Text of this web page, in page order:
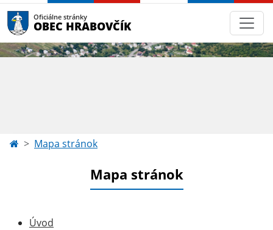
Oficiálne stránky
OBEC HRABOVČÍK
Mapa stránok
Mapa stránok
Úvod